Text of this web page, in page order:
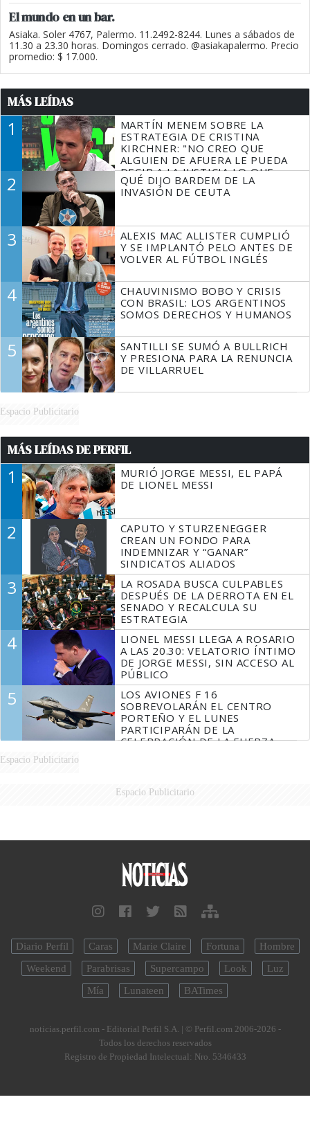
El mundo en un bar.
Asiaka. Soler 4767, Palermo. 11.2492-8244. Lunes a sábados de
11.30 a 23.30 horas. Domingos cerrado. @asiakapalermo. Precio
promedio: $ 17.000.
MÁS LEÍDAS
1
MARTÍN MENEM SOBRE LA
ESTRATEGIA DE CRISTINA
KIRCHNER: "NO CREO QUE
ALGUIEN DE AFUERA LE PUEDA
DECIR A LA JUSTICIA LO QUE
TIENE QUE HACER"
2
QUÉ DIJO BARDEM DE LA
INVASIÓN DE CEUTA
3
ALEXIS MAC ALLISTER CUMPLIÓ
Y SE IMPLANTÓ PELO ANTES DE
VOLVER AL FÚTBOL INGLÉS
4
CHAUVINISMO BOBO Y CRISIS
CON BRASIL: LOS ARGENTINOS
SOMOS DERECHOS Y HUMANOS
5
SANTILLI SE SUMÓ A BULLRICH
Y PRESIONA PARA LA RENUNCIA
DE VILLARRUEL
Espacio Publicitario
MÁS LEÍDAS DE PERFIL
1
MURIÓ JORGE MESSI, EL PAPÁ
DE LIONEL MESSI
2
CAPUTO Y STURZENEGGER
CREAN UN FONDO PARA
INDEMNIZAR Y “GANAR”
SINDICATOS ALIADOS
3
LA ROSADA BUSCA CULPABLES
DESPUÉS DE LA DERROTA EN EL
SENADO Y RECALCULA SU
ESTRATEGIA
4
LIONEL MESSI LLEGA A ROSARIO
A LAS 20.30: VELATORIO ÍNTIMO
DE JORGE MESSI, SIN ACCESO AL
PÚBLICO
5
LOS AVIONES F 16
SOBREVOLARÁN EL CENTRO
PORTEÑO Y EL LUNES
PARTICIPARÁN DE LA
CELEBRACIÓN DE LA FUERZA
Espacio Publicitario
Espacio Publicitario
Diario Perfil Caras Marie Claire Fortuna
Hombre
Weekend
Parabrisas Supercampo Look
Luz
Mía
Lunateen BATimes
noticias.perfil.com - Editorial Perfil S.A. | © Perfil.com 2006-2026 -
Todos los derechos reservados
Registro de Propiedad Intelectual: Nro. 5346433